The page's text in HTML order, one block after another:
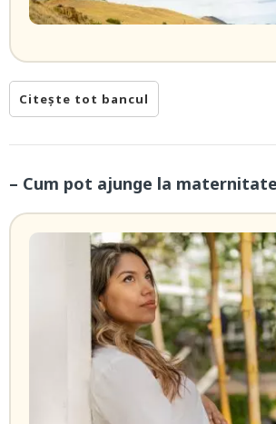
Citește tot bancul
– Cum pot ajunge la